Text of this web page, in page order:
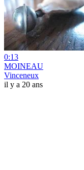
0:13
MOINEAU
Vinceneux
il y a 20 ans